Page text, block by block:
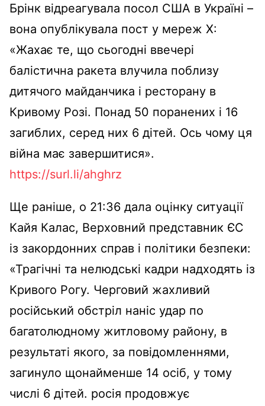
Брінк відреагувала посол США в Україні –
вона опублікувала пост у мереж Х:
«Жахає те, що сьогодні ввечері
балістична ракета влучила поблизу
дитячого майданчика і ресторану в
Кривому Розі. Понад 50 поранених і 16
загиблих, серед них 6 дітей. Ось чому ця
війна має завершитися».
https://surl.li/ahghrz
Ще раніше, о 21:36 дала оцінку ситуації
Кайя Калас, Верховний представник ЄС
із закордонних справ і політики безпеки:
«Трагічні та нелюдські кадри надходять із
Кривого Рогу. Черговий жахливий
російський обстріл наніс удар по
багатолюдному житловому району, в
результаті якого, за повідомленнями,
загинуло щонайменше 14 осіб, у тому
числі 6 дітей. росія продовжує